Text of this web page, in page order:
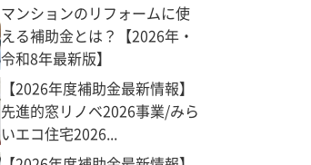
マンションのリフォームに使
える補助金とは？【2026年・
令和8年最新版】
【2026年度補助金最新情報】
先進的窓リノベ2026事業/みら
いエコ住宅2026...